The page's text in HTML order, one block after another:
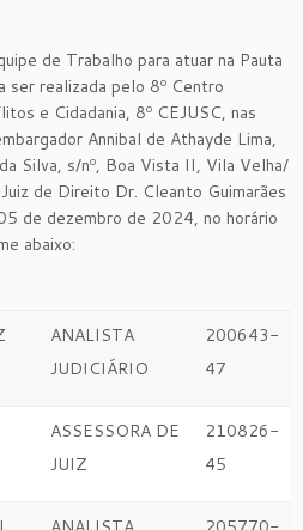
de Trabalho para atuar na Pauta
ser realizada pelo 8º Centro
e Cidadania, 8º CEJUSC, nas
Annibal de Athayde Lima,
Silva, s/nº, Boa Vista II, Vila Velha/
de Direito Dr. Cleanto Guimarães
de dezembro de 2024, no horário
abaixo:
ANALISTA
JUDICIÁRIO
200643-
47
ASSESSORA DE
JUIZ
210826-
45